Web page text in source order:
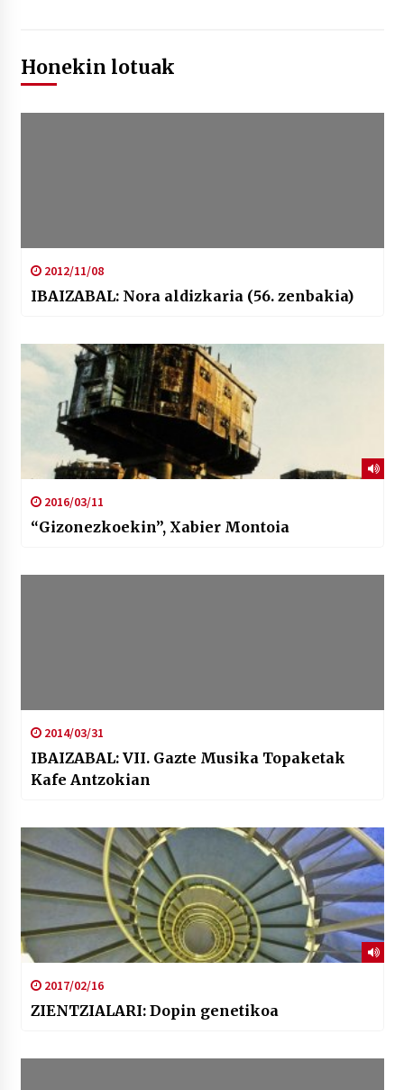
Honekin lotuak
2012/11/08
IBAIZABAL: Nora aldizkaria (56. zenbakia)
2016/03/11
“Gizonezkoekin”, Xabier Montoia
2014/03/31
IBAIZABAL: VII. Gazte Musika Topaketak
Kafe Antzokian
2017/02/16
ZIENTZIALARI: Dopin genetikoa